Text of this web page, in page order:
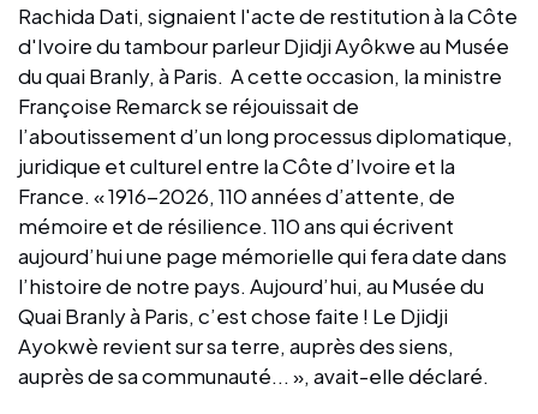
Rachida Dati, signaient l'acte de restitution à la Côte
d'Ivoire du tambour parleur Djidji Ayôkwe au Musée
du quai Branly, à Paris. A cette occasion, la ministre
Françoise Remarck se réjouissait de
l’aboutissement d’un long processus diplomatique,
juridique et culturel entre la Côte d’Ivoire et la
France. « 1916-2026, 110 années d’attente, de
mémoire et de résilience. 110 ans qui écrivent
aujourd’hui une page mémorielle qui fera date dans
l’histoire de notre pays. Aujourd’hui, au Musée du
Quai Branly à Paris, c’est chose faite ! Le Djidji
Ayokwè revient sur sa terre, auprès des siens,
auprès de sa communauté... », avait-elle déclaré.